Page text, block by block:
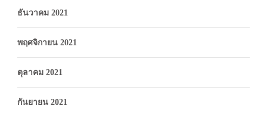
ธันวาคม 2021
พฤศจิกายน 2021
ตุลาคม 2021
กันยายน 2021